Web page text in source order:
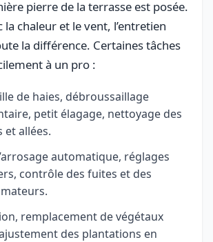
pierre de la terrasse est posée.
la chaleur et le vent, l’entretien
la différence. Certaines tâches
à un pro :
de haies, débroussaillage
petit élagage, nettoyage des
et allées.
automatique, réglages
contrôle des fuites et des
remplacement de végétaux
des plantations en